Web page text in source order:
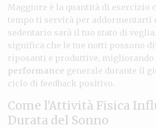
Maggiore è la quantità di esercizio
tempo ti servirà per addormentarti
sedentario sarà il tuo stato di
significa che le tue notti possono
riposanti e produttive, migliorando
performance generale durante il
ciclo di feedback positivo.
Come l’Attività Fisica
Durata del Sonno